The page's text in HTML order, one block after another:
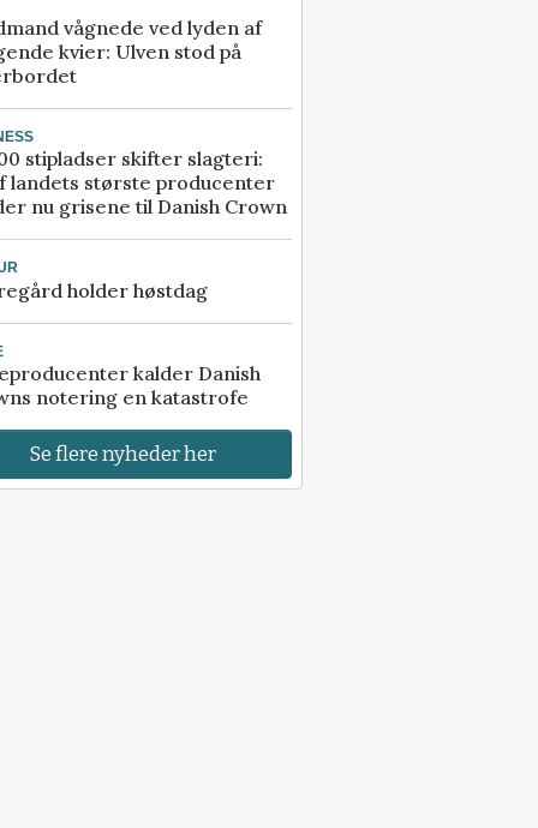
vågnede ved lyden af
kvier: Ulven stod på
stipladser skifter slagteri:
landets største producenter
nu grisene til Danish Crown
holder høstdag
kalder Danish
notering en katastrofe
Se flere nyheder her